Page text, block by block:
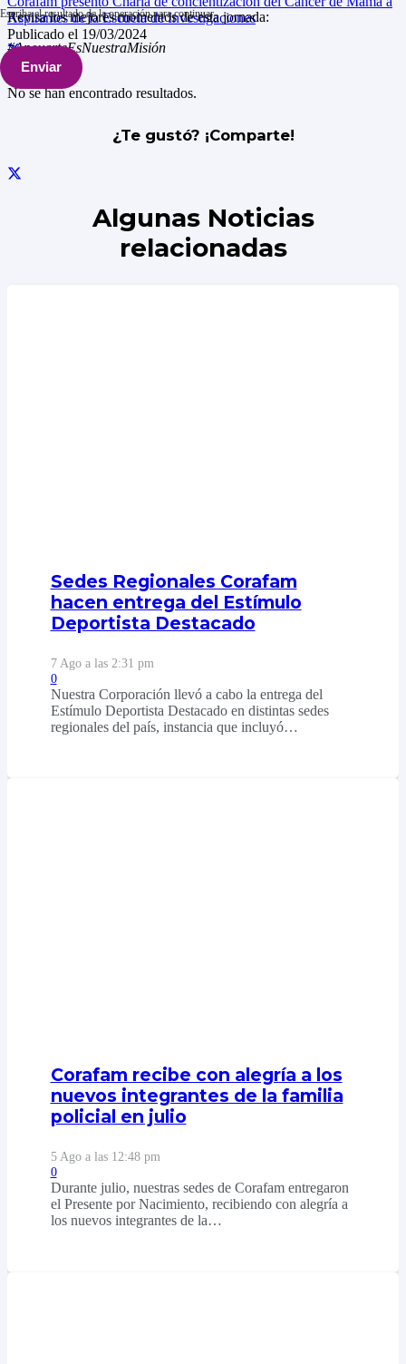
Escriba el resultado de la operación para continuar
Enviar
Aspirantes de la Escuela de Investigaciones
Publicado el 19/03/2024
Revisa los mejores momentos de esta jornada:
#ApoyarteEsNuestraMisión
No se han encontrado resultados.
¿Te gustó? ¡Comparte!
Algunas Noticias
relacionadas
Sedes Regionales Corafam
hacen entrega del Estímulo
Deportista Destacado
7 Ago a las 2:31 pm
0
Nuestra Corporación llevó a cabo la entrega del
Estímulo Deportista Destacado en distintas sedes
regionales del país, instancia que incluyó…
Corafam recibe con alegría a los
nuevos integrantes de la familia
policial en julio
5 Ago a las 12:48 pm
0
Durante julio, nuestras sedes de Corafam entregaron
el Presente por Nacimiento, recibiendo con alegría a
los nuevos integrantes de la…